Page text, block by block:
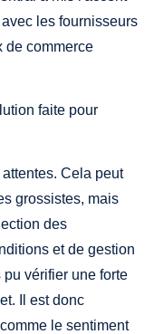
les fournisseurs
de commerce
faite pour
Cela peut
grossistes, mais
des
et de gestion
vérifier une forte
Il est donc
le sentiment